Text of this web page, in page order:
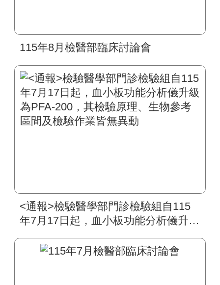
115年8月檢醫部臨床討論會
<通報>檢驗醫學部門診檢驗組自115
年7月17日起，血小板功能分析儀升級
區間及檢驗作業皆無異動